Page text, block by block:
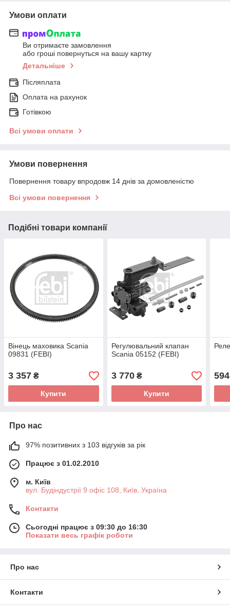
Умови оплати
Ви отримаєте замовлення
або гроші повернуться на вашу картку
Детальніше
Післяплата
Оплата на рахунок
Готівкою
Всі умови оплати
Умови повернення
Повернення товару впродовж 14 днів за домовленістю
Всі умови повернення
Подібні товари компанії
Вінець маховика Scania
09831 (FEBI)
3 357 ₴
Купити
Регулювальний клапан
Scania 05152 (FEBI)
3 770₴
Купити
594
Про нас
97% позитивних з 103 відгуків за рік
Працює з 01.02.2010
м. Київ
вул. Будіндустрії 9 офіс 108, Київ, Україна
Контакти
Сьогодні працює з 09:30 до 16:30
Показати весь графік роботи
Про нас
Контакти